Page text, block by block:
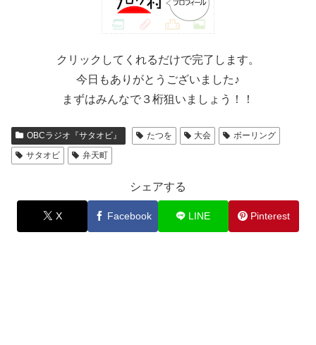
クリックしてくれるだけで完了します。
今日もありがとうございました♪
まずはみんなで３桁狙いましょう！！
OBCラジオ『サタオビ』 たつを 大会
ボーリング
サタオビ
弁天町
シェアする
X Facebook LINE Pinterest